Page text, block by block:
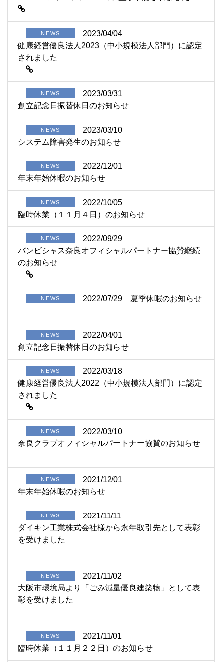
NEWS
2023/04/04
健康経営優良法人2023（中小規模法人部門）に認定
されました
NEWS
2023/03/31
創立記念日振替休日のお知らせ
NEWS
2023/03/10
システム障害発生のお知らせ
NEWS
2022/12/01
年末年始休暇のお知らせ
NEWS
2022/10/05
臨時休業（１１月４日）のお知らせ
NEWS
2022/09/29
バンビシャス奈良オフィシャルパートナー協賛継続
のお知らせ
NEWS 2022/07/29 夏季休暇のお知らせ
NEWS
2022/04/01
創立記念日振替休日のお知らせ
NEWS
2022/03/18
健康経営優良法人2022（中小規模法人部門）に認定
されました
NEWS
2022/03/10
奈良クラブオフィシャルパートナー協賛のお知らせ
NEWS
2021/12/01
年末年始休暇のお知らせ
NEWS
2021/11/11
ダイキン工業株式会社様から永年取引先として表彰
を受けました
NEWS
2021/11/02
大阪市環境局より「ごみ減量優良建築物」として表
彰を受けました
NEWS
2021/11/01
臨時休業（１１月２２日）のお知らせ